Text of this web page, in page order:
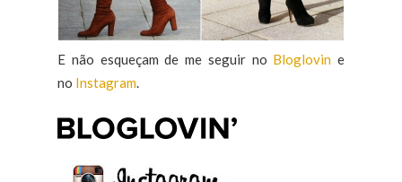
E não esqueçam de me seguir no Bloglovin e
no Instagram.